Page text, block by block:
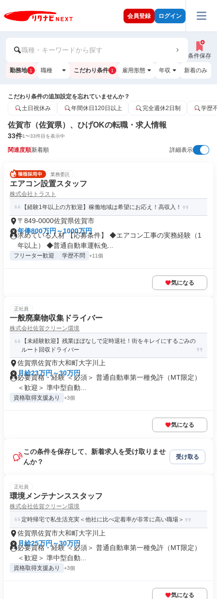
会員登録 ログイン
職種・キーワードから探す
条件保存
勤務地 1 職種 こだわり条件 1 雇用形態 年収 新着のみ
こだわり条件の追加設定を忘れていませんか？
土日祝休み
年間休日120日以上 完全週休2日制 学歴
佐賀市（佐賀県）、ひげOKの転職・求人情報
33件1〜33件目を表示中
関連度順新着順 詳細表示
業務委託
エアコン設置スタッフ
株式会社トラスト
【経験1年以上の方歓迎】稼働地域は希望にお応え！高収入！
〒849-0000佐賀県佐賀市
年俸800万円～1000万円
求めている人材 【応募条件】 ◆エアコン工事の実務経験（1
年以上） ◆普通自動車運転免...
フリーター歓迎 学歴不問 +11個
気になる
正社員
一般廃棄物収集ドライバー
株式会社佐賀クリーン環境
【未経験歓迎】残業ほぼなしで定時退社！街をキレイにするごみの
ルート回収ドライバー
佐賀県佐賀市大和町大字川上
月給23万円～30万円
必要資格・経験 ＜必須＞ 普通自動車第一種免許（MT限定）
＜歓迎＞ 準中型自動...
資格取得支援あり +3個
気になる
この条件を保存して、新着求人を受け取りませ
んか？
受け取る
正社員
環境メンテナンススタッフ
株式会社佐賀クリーン環境
定時帰宅で私生活充実＜他社に比べ定着率が非常に高い職場＞
佐賀県佐賀市大和町大字川上
月給25万円～30万円
必要資格・経験 ＜必須＞ 普通自動車第一種免許（MT限定）
＜歓迎＞ 準中型自動...
資格取得支援あり +3個
気になる